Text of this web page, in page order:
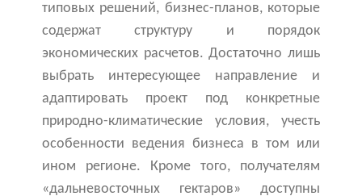
типовых решений, бизнес-планов, которые
содержат структуру и порядок
экономических расчетов. Достаточно лишь
выбрать интересующее направление и
адаптировать проект под конкретные
природно-климатические условия, учесть
особенности ведения бизнеса в том или
ином регионе. Кроме того, получателям
«дальневосточных гектаров» доступны